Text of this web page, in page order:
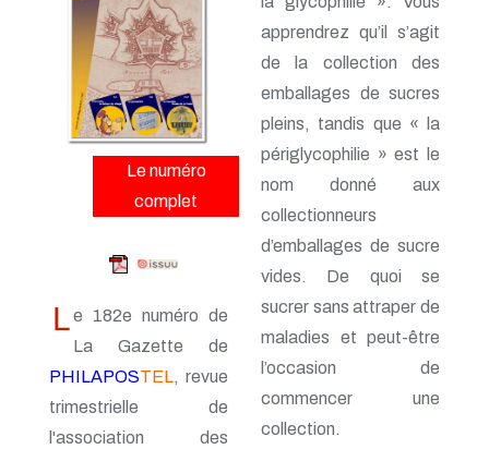
n° 163 - Avril 2015
n° 162 - Janvier 2015
n° 161 - Octobre 2014
n° 160 - Juillet 2014
n° 159 - Avril 2014
n° 158 - Janvier 2014
n° 157 - Octobre 2013
n° 156 -Juillet 2013
n° 155 - Avril 2013
n° 154 - Janvier 2013
n° 153 - Octobre 2012
n° 151 - Avril 2012
n° 149 - Octobre 2011
n° 147 - Avril 2011
n° 146 - Janvier 2011
n° 145 - Octobre 2010
n° 144 - Juillet 2010
n° 143 - Avril 2010
Le numéro
complet
Le 182e numéro de
La Gazette de
PHILAPOSTEL, revue
trimestrielle de
l'association des
apprendrez qu’il s’agit
de la collection des
emballages de sucres
pleins, tandis que « la
périglycophilie » est le
nom donné aux
collectionneurs
d’emballages de sucre
vides. De quoi se
sucrer sans attraper de
maladies et peut-être
l’occasion de
commencer une
collection.